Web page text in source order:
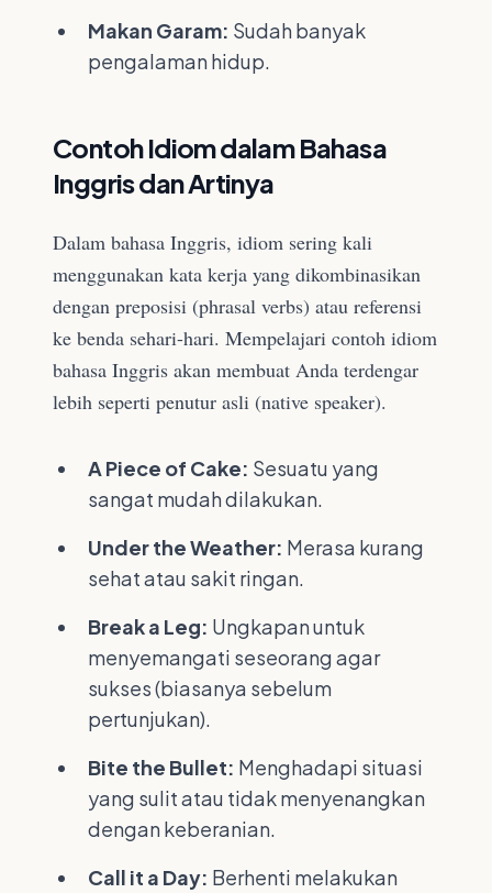
Makan Garam: Sudah banyak
pengalaman hidup.
Contoh Idiom dalam Bahasa
Inggris dan Artinya
Dalam bahasa Inggris, idiom sering kali
menggunakan kata kerja yang dikombinasikan
dengan preposisi (phrasal verbs) atau referensi
ke benda sehari-hari. Mempelajari contoh idiom
bahasa Inggris akan membuat Anda terdengar
lebih seperti penutur asli (native speaker).
A Piece of Cake: Sesuatu yang
sangat mudah dilakukan.
Under the Weather: Merasa kurang
sehat atau sakit ringan.
Break a Leg: Ungkapan untuk
menyemangati seseorang agar
sukses (biasanya sebelum
pertunjukan).
Bite the Bullet: Menghadapi situasi
yang sulit atau tidak menyenangkan
dengan keberanian.
Call it a Day: Berhenti melakukan